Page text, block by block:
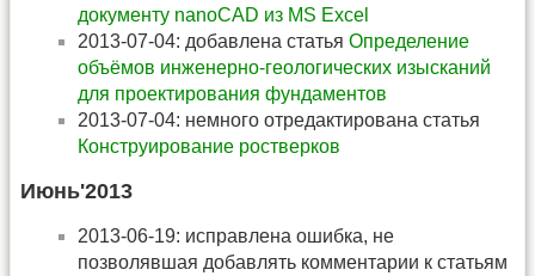
документу nanoCAD из MS Excel
2013-07-04: добавлена статья Определение
объёмов инженерно-геологических изысканий
для проектирования фундаментов
2013-07-04: немного отредактирована статья
Конструирование ростверков
Июнь'2013
2013-06-19: исправлена ошибка, не
позволявшая добавлять комментарии к статьям